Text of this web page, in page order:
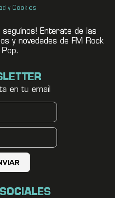
y Cookies
Enterate de las
y novedades de FM Rock
en tu email